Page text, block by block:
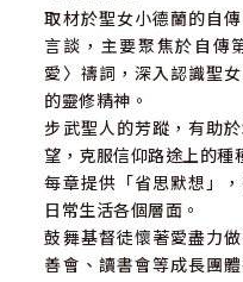
取材於聖女小德蘭的自
言談，主要聚焦於自傳
愛〉禱詞，深入認識聖
的靈修精神。
步武聖人的芳蹤，有助
望，克服信仰路途上的種
每章提供「省思默想」
日常生活各個層面。
鼓舞基督徒懷著愛盡力
善會、讀書會等成長團